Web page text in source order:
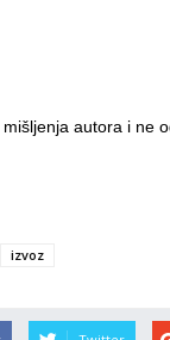
autora i ne
izvoz